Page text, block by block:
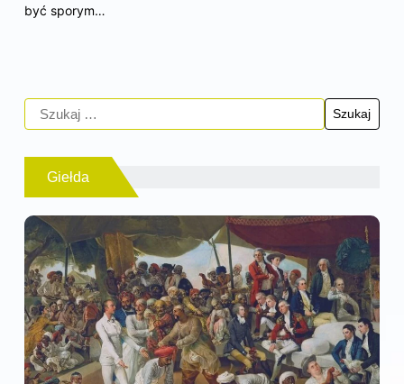
być sporym…
Giełda